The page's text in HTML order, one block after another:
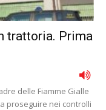
trattoria. Prima
delle Fiamme Gialle
proseguire nei controlli